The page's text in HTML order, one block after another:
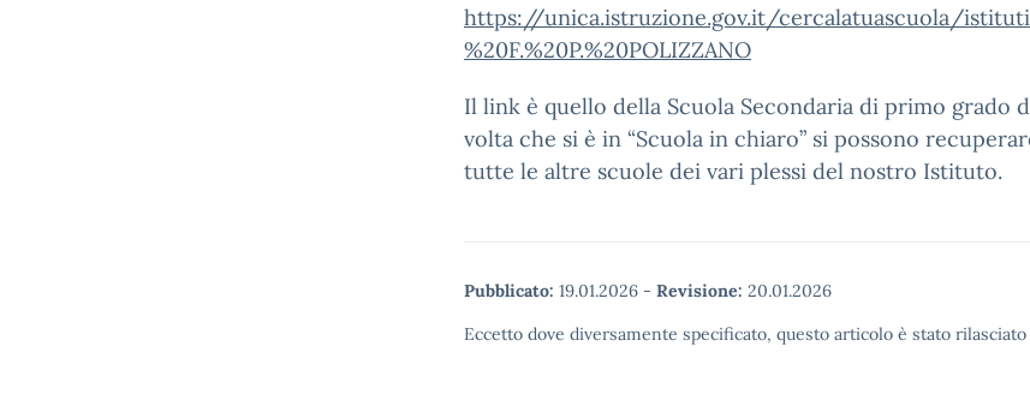
https://unica.istruzione.gov.it/cercalatuascuola/
%20F.%20P.%20POLIZZANO
Il link è quello della Scuola Secondaria di primo grado
volta che si è in “Scuola in chiaro” si possono
tutte le altre scuole dei vari plessi del nostro Istituto.
Pubblicato: 19.01.2026 - Revisione: 20.01.2026
Eccetto dove diversamente specificato, questo articolo è stato